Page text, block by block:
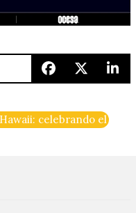
el fin de semana
celebrando el